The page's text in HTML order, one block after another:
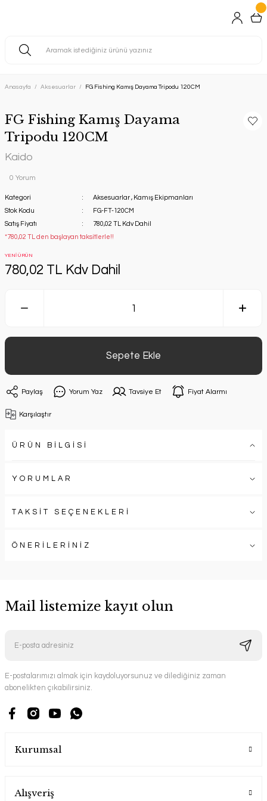
Anasayfa Aksesuarlar FG Fishing Kamış Dayama Tripodu 120CM
FG Fishing Kamış Dayama
Tripodu 120CM
Kaido
0 Yorum
Kategori Aksesuarlar , Kamış Ekipmanları
Stok Kodu
FG-FT-120CM
Satış Fiyatı
780,02 TL Kdv Dahil
*780,02 TL den başlayan taksitlerle!!
YENİ ÜRÜN
780,02 TL Kdv Dahil
Sepete Ekle
Paylaş Yorum Yaz Tavsiye Et Fiyat Alarmı
Karşılaştır
ÜRÜN BİLGİSİ
YORUMLAR
TAKSİT SEÇENEKLERİ
ÖNERİLERİNİZ
Mail listemize kayıt olun
E-postalarımızı almak için kaydoluyorsunuz ve dilediğiniz zaman
abonelikten çıkabilirsiniz.
Kurumsal
Alışveriş